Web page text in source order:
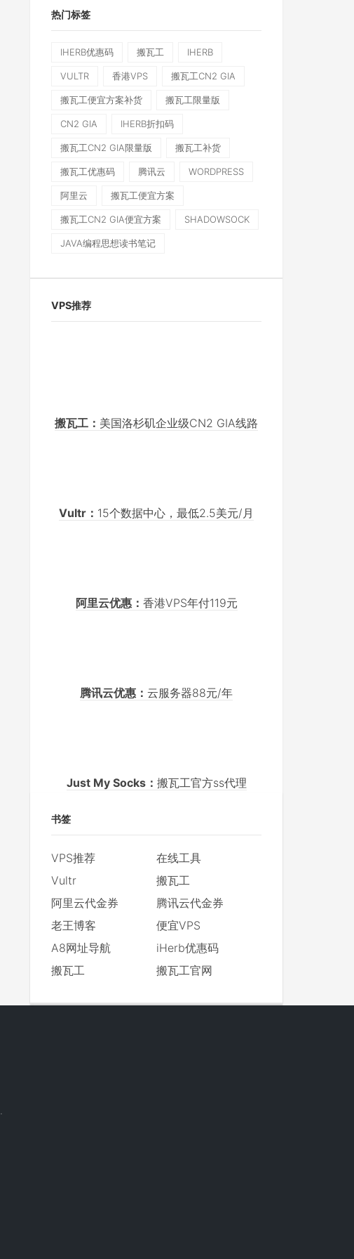
热门标签
IHERB优惠码 搬瓦工 IHERB
VULTR 香港VPS 搬瓦工CN2 GIA
搬瓦工便宜方案补货 搬瓦工限量版
CN2 GIA IHERB折扣码
搬瓦工CN2 GIA限量版 搬瓦工补货
搬瓦工优惠码 腾讯云 WORDPRESS
阿里云 搬瓦工便宜方案
搬瓦工CN2 GIA便宜方案 SHADOWSOCK
JAVA编程思想读书笔记
VPS推荐
搬瓦工： 美国洛杉矶企业级CN2 GIA线路
Vultr： 15个数据中心，最低2.5美元/月
阿里云优惠： 香港VPS年付119元
腾讯云优惠： 云服务器88元/年
Just My Socks： 搬瓦工官方ss代理
书签
VPS推荐
在线工具
Vultr
搬瓦工
阿里云代金券
腾讯云代金券
老王博客
便宜VPS
A8网址导航
iHerb优惠码
搬瓦工
搬瓦工官网